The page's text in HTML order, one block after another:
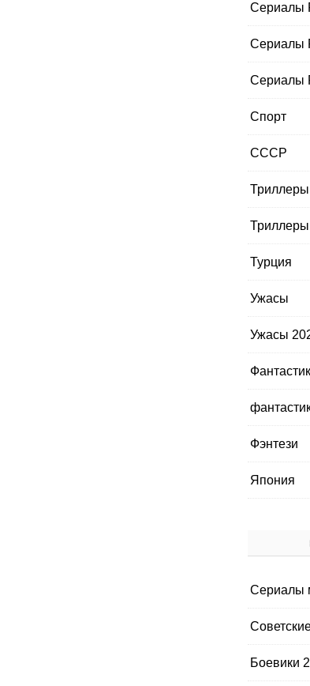
Сериалы
Сериалы
Сериалы
Спорт
СССР
Триллеры
Турция
Ужасы
Ужасы
Фэнтези
Япония
Cериалы
Боевики